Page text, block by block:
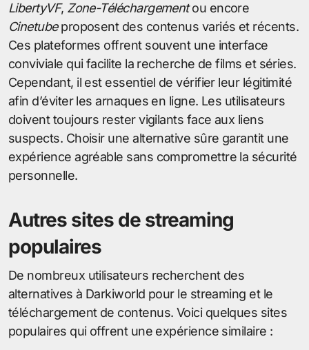
LibertyVF, Zone-Téléchargementou encore
Cinetubeproposent des contenus variés et récents.
Ces plateformes offrent souvent une interface
conviviale qui facilite la recherche de films et séries.
Cependant, il est essentiel de vérifier leur légitimité
afin d’éviter les arnaques en ligne. Les utilisateurs
doivent toujours rester vigilants face aux liens
suspects. Choisir une alternative sûre garantit une
expérience agréable sans compromettre la sécurité
personnelle.
Autres sites de streaming
populaires
De nombreux utilisateurs recherchent des
alternatives à Darkiworld pour le streaming et le
téléchargement de contenus. Voici quelques sites
populaires qui offrent une expérience similaire :